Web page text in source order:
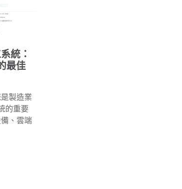
統：
最佳
製造業
的重要
、雲端